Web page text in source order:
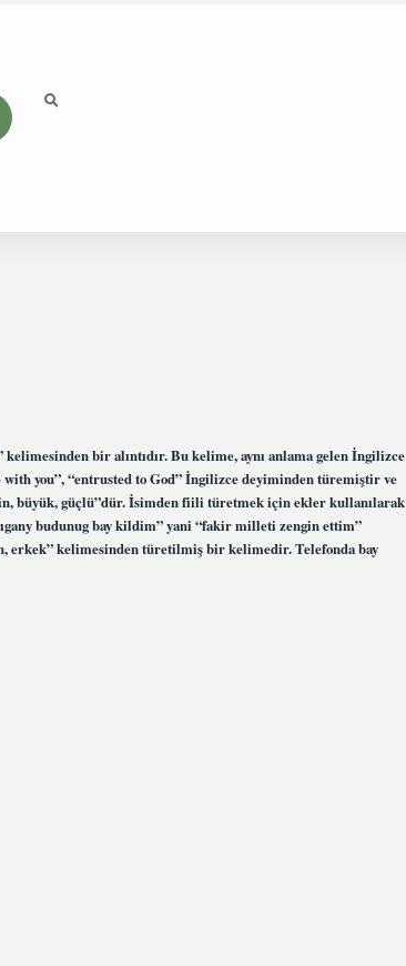
kelimesinden bir alıntıdır. Bu kelime, aynı anlama gelen İngilizce
you”, “entrusted to God” İngilizce deyiminden türemiştir ve
büyük, güçlü”dür. İsimden fiili türetmek için ekler kullanılarak
budunug bay kildim” yani “fakir milleti zengin ettim”